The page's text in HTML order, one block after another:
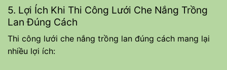
5. Lợi Ích Khi Thi Công Lưới Che Nắng Trồng
Lan Đúng Cách
Thi công lưới che nắng trồng lan đúng cách mang lại
nhiều lợi ích: